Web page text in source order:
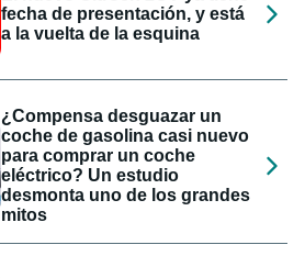
fecha de presentación, y está
a la vuelta de la esquina
¿Compensa desguazar un
coche de gasolina casi nuevo
para comprar un coche
eléctrico? Un estudio
desmonta uno de los grandes
mitos